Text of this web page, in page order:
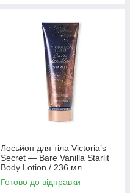
Лосьйон для тіла Victoria’s
Secret — Bare Vanilla Starlit
Body Lotion / 236 мл
Готово до відправки